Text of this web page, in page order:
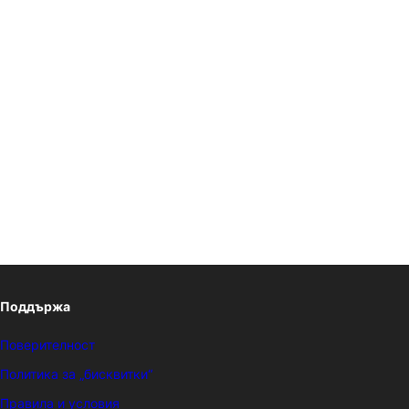
Поддържа
Поверителност
Политика за „бисквитки“
Правила и условия